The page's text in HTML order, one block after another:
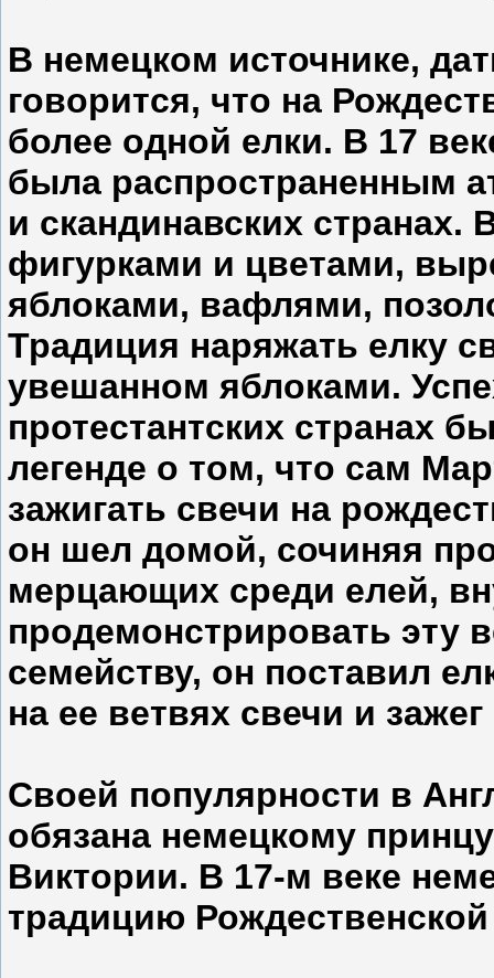
В немецком источнике,
говорится, что на
более одной елки. В 17
была распространенным
и скандинавских странах.
фигурками и цветами,
яблоками, вафлями,
Традиция наряжать елку
увешанном яблоками.
протестантских странах
легенде о том, что сам
зажигать свечи на
он шел домой, сочиняя
мерцающих среди елей,
продемонстрировать эту
семейству, он поставил
на ее ветвях свечи и зажег
Своей популярности в
обязана немецкому
Виктории. В 17-м веке
традицию